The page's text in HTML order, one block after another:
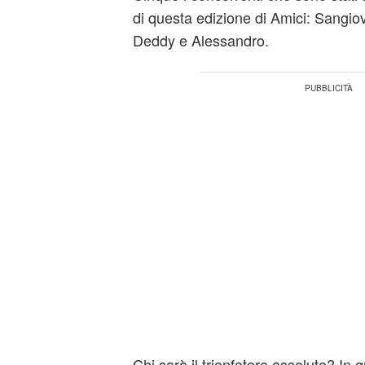
di questa edizione di Amici:
Deddy e Alessandro.